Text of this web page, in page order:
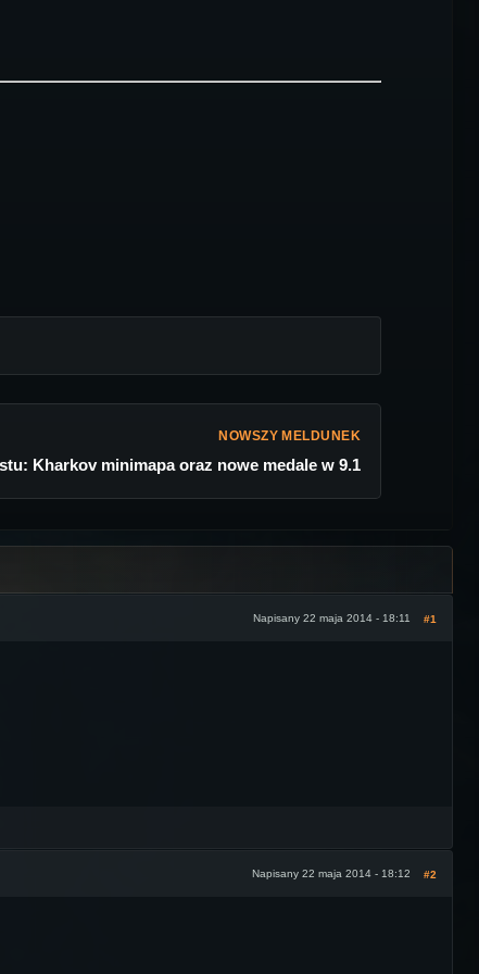
NOWSZY MELDUNEK
Kharkov minimapa oraz nowe medale w 9.1
Napisany 22 maja 2014 - 18:11 #1
Napisany 22 maja 2014 - 18:12 #2